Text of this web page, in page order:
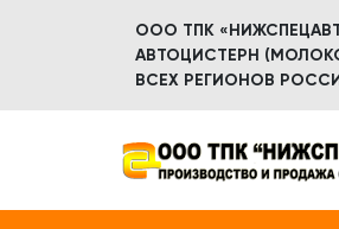
ООО ТПК
АВТОЦИСТЕРН
ВСЕХ РЕГИОНОВ